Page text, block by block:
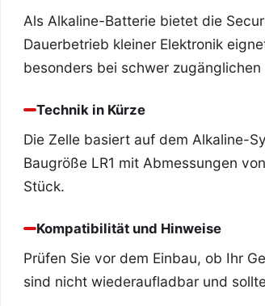
Als Alkaline-Batterie bietet die
Dauerbetrieb kleiner Elektronik
besonders bei schwer
Technik in Kürze
Die Zelle basiert auf dem Alkaline-
Baugröße LR1 mit Abmessungen
Stück.
Kompatibilität und Hinweise
Prüfen Sie vor dem Einbau, ob Ihr
sind nicht wiederaufladbar und